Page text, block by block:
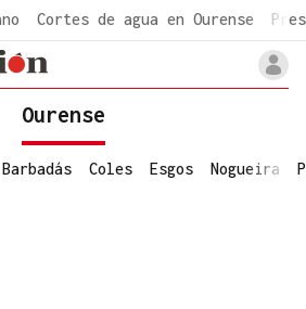
Cortes de agua en Ourense
Ourense
Barbadás Coles Esgos Nogueira